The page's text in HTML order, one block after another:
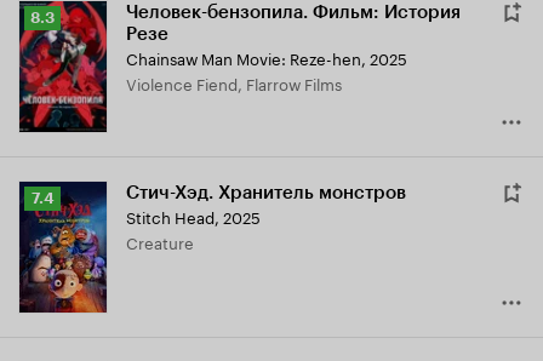
Рейтинг
Кинопоиска
8.3
8.3
Человек-бензопила. Фильм: История
Резе
Chainsaw Man Movie: Reze-hen, 2025
Violence Fiend, Flarrow Films
Рейтинг
Кинопоиска
7.4
7.4 Стич-Хэд. Хранитель монстров
Stitch Head, 2025
Creature